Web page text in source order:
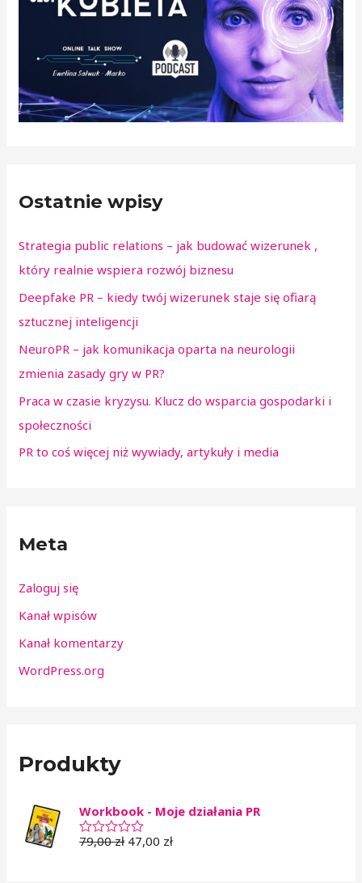
Ostatnie wpisy
Strategia public relations – jak budować wizerunek ,
który realnie wspiera rozwój biznesu
Deepfake PR – kiedy twój wizerunek staje się ofiarą
sztucznej inteligencji
NeuroPR – jak komunikacja oparta na neurologii
zmienia zasady gry w PR?
Praca w czasie kryzysu. Klucz do wsparcia gospodarki i
społeczności
PR to coś więcej niż wywiady, artykuły i media
Meta
Zaloguj się
Kanał wpisów
Kanał komentarzy
WordPress.org
Produkty
Workbook - Moje działania PR
O
79,00zł 47,00 zł